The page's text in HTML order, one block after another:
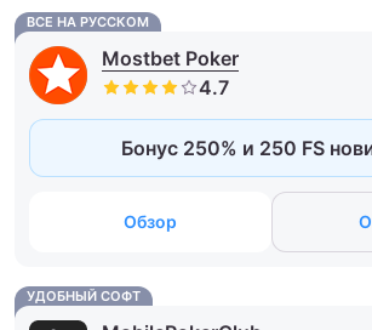
ВСЕ НА РУССКОМ
Mostbet Poker
Бонус 250% и 250 FS
Обзор
УДОБНЫЙ СОФТ